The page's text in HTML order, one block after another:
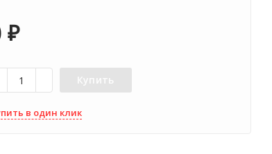
₽
Купить
в один клик